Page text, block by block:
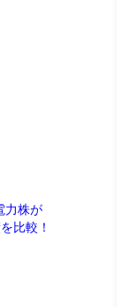
力株が
比較！